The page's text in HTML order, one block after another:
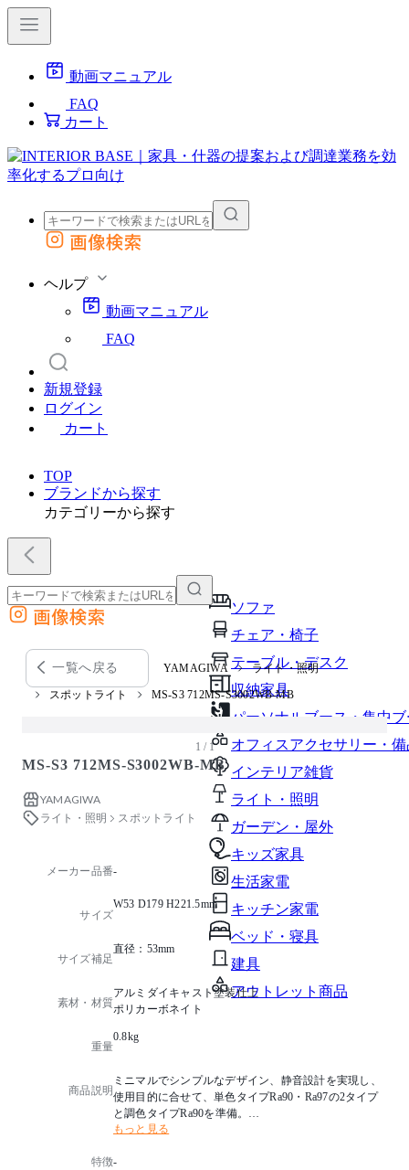
動画マニュアル
FAQ
カート
外部サイトの商品をカートに追加
画像検索
ヘルプ
動画マニュアル
FAQ
新規登録
ログイン
カート
TOP
ブランドから探す
カテゴリーから探す
ソファ
チェア・椅子
テーブル・デスク
収納家具
パーソナルブース・集中
オフィスアクセサリー・備
インテリア雑貨
ライト・照明
ガーデン・屋外
キッズ家具
生活家電
キッチン家電
ベッド・寝具
建具
アウトレット商品
外部サイトの商品をカートに追加
他のサイトで見つけた商品ページのURLを貼り付けて、カートに追加できます
画像検索
一覧へ戻る YAMAGIWA ライト・照明
スポットライト MS-S3 712MS-S3002WB-MB
1 / 1
MS-S3 712MS-S3002WB-MB
YAMAGIWA
ライト・照明
スポットライト
メーカー品番-
サイズ
W53 D179 H221.5mm
サイズ補足
直径：53mm
素材・材質
アルミダイキャスト塗装仕上
ポリカーボネイト
重量
0.8kg
商品説明
ミニマルでシンプルなデザイン、静音設計を実現し、
使用目的に合せて、単色タイプRa90・Ra97の2タイプ
と調色タイプRa90を準備。
ムービング機能、高い光質により、手の届きづらい狭
す。
もっと見る
特徴-